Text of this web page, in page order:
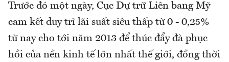
Trước đó một ngày, Cục Dự trữ Liên bang Mỹ
cam kết duy trì lãi suất siêu thấp từ 0 - 0,25%
từ nay cho tới năm 2013 để thúc đẩy đà phục
hồi của nền kinh tế lớn nhất thế giới, đồng thời